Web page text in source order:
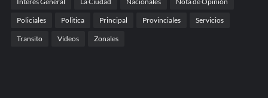
Policiales Politica Principal Provinciales Servicios
Transito Videos Zonales